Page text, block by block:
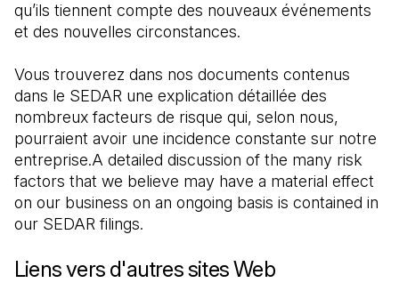
qu’ils tiennent compte des nouveaux événements
et des nouvelles circonstances.
Vous trouverez dans nos documents contenus
dans le SEDAR une explication détaillée des
nombreux facteurs de risque qui, selon nous,
pourraient avoir une incidence constante sur notre
entreprise.A detailed discussion of the many risk
factors that we believe may have a material effect
on our business on an ongoing basis is contained in
our SEDAR filings.
Liens vers d'autres sites Web